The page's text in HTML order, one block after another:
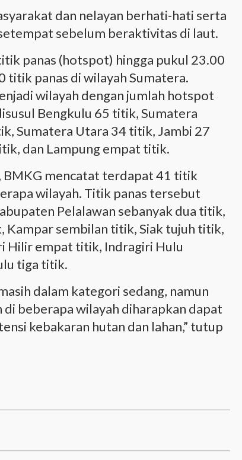
dan nelayan berhati-hati serta
sebelum beraktivitas di laut.
panas (hotspot) hingga pukul 23.00
titik panas di wilayah Sumatera.
wilayah dengan jumlah hotspot
Bengkulu 65 titik, Sumatera
Sumatera Utara 34 titik, Jambi 27
dan Lampung empat titik.
BMKG mencatat terdapat 41 titik
wilayah. Titik panas tersebut
Pelalawan sebanyak dua titik,
Kampar sembilan titik, Siak tujuh titik,
Hilir empat titik, Indragiri Hulu
tiga titik.
dalam kategori sedang, namun
beberapa wilayah diharapkan dapat
kebakaran hutan dan lahan,” tutup